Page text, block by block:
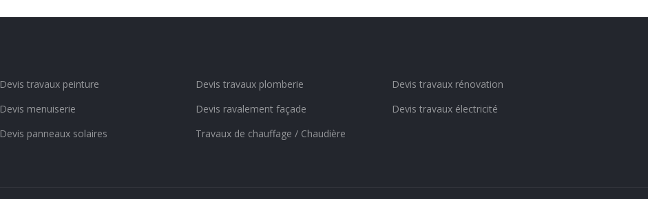
Devis travaux peinture
Devis menuiserie
Devis panneaux solaires
Devis travaux plomberie
Devis ravalement façade
Travaux de chauffage / Chaudière
Devis travaux rénovation
Devis travaux électricité